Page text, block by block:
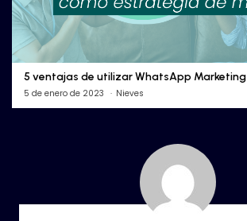
5 ventajas de utilizar WhatsApp Marketing
5 de enero de 2023 Nieves